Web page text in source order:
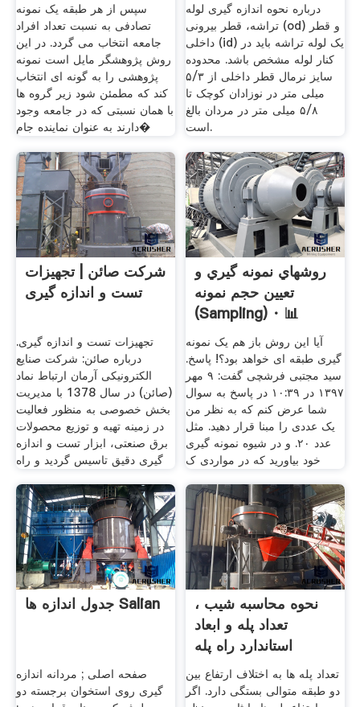
سپس از هر طبقه یک نمونه
تصادفی به نسبت تعداد افراد
جامعه انتخاب می گردد. در این
روش پژوهشگر مایل است نمونه
پژوهشی را به گونه ای انتخاب
کند که مطمئن شود زیر گروه ها
با همان نسبتی که در جامعه وجود
دارند به عنوان نماینده جام�
درباره نحوه اندازه گیری لوله
تراشه، قطر بیرونی (od) و قطر
داخلی (id) یک لوله تراشه باید در
کنار لوله مشخص باشد. محدوده
سایز نرمال قطر داخلی از ۵/۳
میلی متر در نوزادان کوچک تا
۵/۸ میلی متر در مردان بالغ
است.
شرکت صائن | تجهیزات
تست و اندازه گیری
تجهیزات تست و اندازه گیری.
درباره صائن: شرکت صنایع
الکترونیکی آرمان ارتباط نماد
(صائن) در سال 1378 با مدیریت
بخش خصوصی به منظور فعالیت
در زمینه تهیه و توزیع محصولات
برق صنعتی، ابزار تست و اندازه
گیری دقیق تاسیس گردید و راه
روشهاي نمونه گيري و
تعيين حجم نمونه
(Sampling) · 📊
اطمينان شرق
آیا این روش باز هم یک نمونه
گیری طبقه ای خواهد بود؟! پاسخ.
سید مجتبی فرشچی گفت: ۹ مهر
۱۳۹۷ در ۱۰:۳۹ در پاسخ به سوال
شما عرض کنم که به نظر من
یک عددی را مبنا قرار دهید. مثل
عدد ۲۰. و در شیوه نمونه گیری
خود بیاورید که در مواردی ک
جدول اندازه ها Salian
صفحه اصلی ; مردانه اندازه
گیری روی استخوان برجسته دو
نحوه محاسبه شیب ،
تعداد پله و ابعاد
استاندارد راه پله
تعداد پله ها به اختلاف ارتفاع بین
دو طبقه متوالی بستگی دارد. اگر